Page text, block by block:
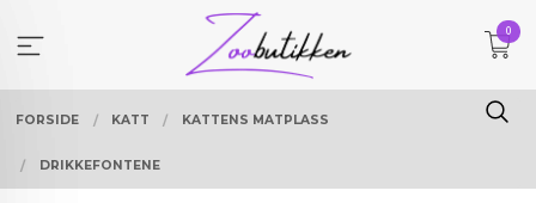
innholdet
0
FORSIDE KATT KATTENS MATPLASS
DRIKKEFONTENE